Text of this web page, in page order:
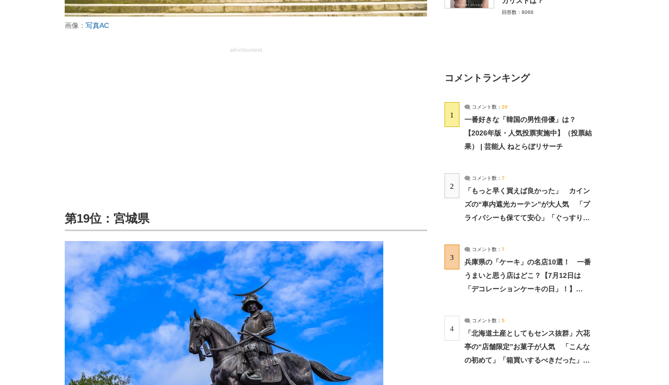
画像： 写真AC
advertisement
第19位：宮城県
回答数：8066
コメントランキング
1
コメント数： 20
一番好きな「韓国の男性俳優」は？
【2026年版・人気投票実施中】（投票結
果） | 芸能人 ねとらぼリサーチ
2
コメント数： 7
「もっと早く買えば良かった」 カイン
ズの“車内遮光カーテン”が大人気 「プ
ライバシーも保てて安心」「ぐっすり眠
3
コメント数： 7
兵庫県の「ケーキ」の名店10選！ 一番
うまいと思う店はどこ？【7月12日は
「デコレーションケーキの日」！】
4
コメント数： 5
「北海道土産としてもセンス抜群」六花
亭の“店舗限定”お菓子が人気 「こんな
の初めて」「箱買いするべきだった」